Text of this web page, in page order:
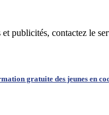
et publicités, contactez le
gratuite des jeunes en